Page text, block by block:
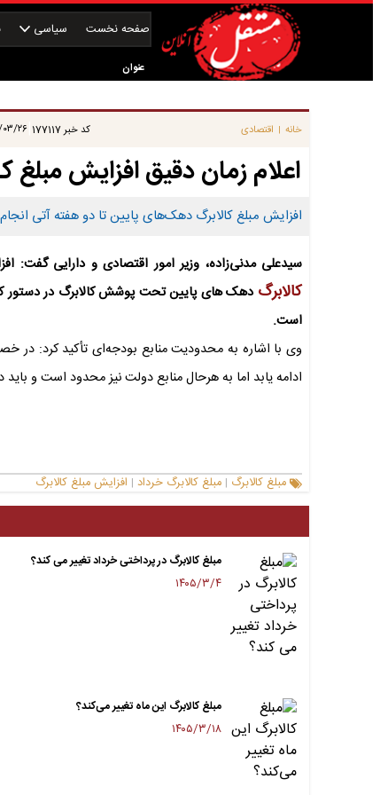
صفحه نخست سیاسی
عنوان
خانه | اقتصادی کد خبر177117 ۱۴۰۵/۰۳/
اعلام زمان دقیق افزایش مبلغ
افزایش مبلغ کالابرگ دهک‌های پایین تا دو هفته آتی
سیدعلی مدنی‌زاده، وزیر امور اقتصادی و دارایی گفت:
کالابرگ دهک های پایین تحت پوشش کالابرگ در دستور کار
است.
وی با اشاره به محدودیت منابع بودجه‌ای تأکید کرد: در
ادامه یابد اما به هرحال منابع دولت نیز محدود است و
مبلغ کالابرگ | مبلغ کالابرگ خرداد | افزایش مبلغ کالابرگ
مبلغ کالابرگ در پرداختی خرداد تغییر می کند؟
۱۴۰۵/۳/۴
مبلغ کالابرگ این ماه تغییر می‌کند؟
۱۴۰۵/۳/۱۸